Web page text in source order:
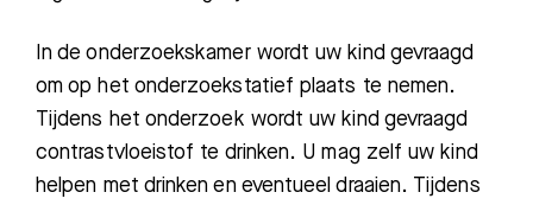
In de onderzoekskamer wordt uw kind gevraagd
om op het onderzoekstatief plaats te nemen.
Tijdens het onderzoek wordt uw kind gevraagd
contrastvloeistof te drinken. U mag zelf uw kind
helpen met drinken en eventueel draaien. Tijdens